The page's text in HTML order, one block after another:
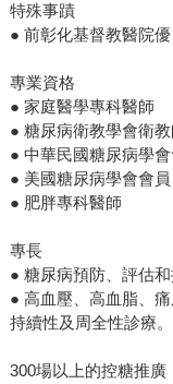
特殊事蹟
● 前彰化基督教醫院
專業資格
● 家庭醫學專科醫師
● 糖尿病衛教學會衛教
● 中華民國糖尿病學會
● 美國糖尿病學會會員
● 肥胖專科醫師
專長
● 糖尿病預防、評估和
● 高血壓、高血脂、
持續性及周全性診療。
300場以上的控糖推廣